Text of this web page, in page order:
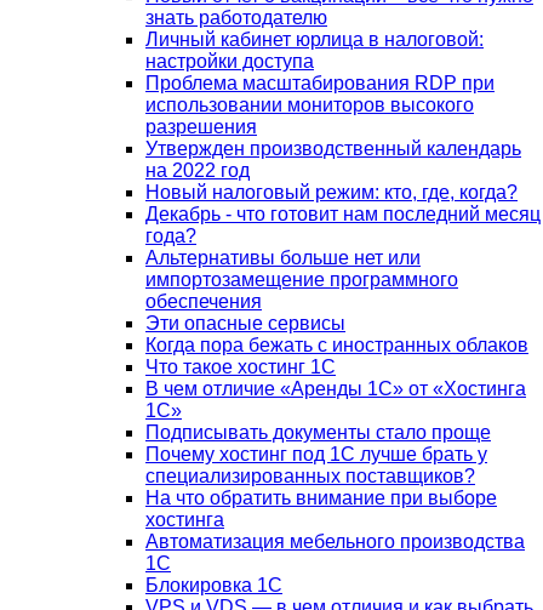
знать работодателю
Личный кабинет юрлица в налоговой:
настройки доступа
Проблема масштабирования RDP при
использовании мониторов высокого
разрешения
Утвержден производственный календарь
на 2022 год
Новый налоговый режим: кто, где, когда?
Декабрь - что готовит нам последний месяц
года?
Альтернативы больше нет или
импортозамещение программного
обеспечения
Эти опасные сервисы
Когда пора бежать с иностранных облаков
Что такое хостинг 1С
В чем отличие «Аренды 1С» от «Хостинга
1С»
Подписывать документы стало проще
Почему хостинг под 1С лучше брать у
специализированных поставщиков?
На что обратить внимание при выборе
хостинга
Автоматизация мебельного производства
1С
Блокировка 1С